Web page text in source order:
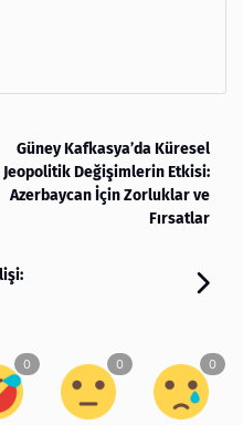
Güney Kafkasya’da Küresel
Jeopolitik Değişimlerin Etkisi:
Azerbaycan İçin Zorluklar ve
Fırsatlar